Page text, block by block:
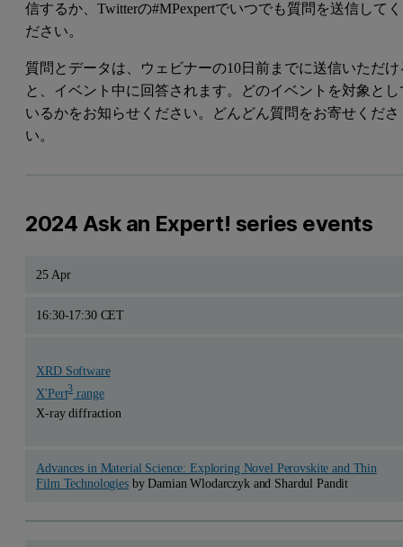
信するか、Twitterの#MPexpertでいつでも質問を送信してく
ださい。
質問とデータは、ウェビナーの10日前までに送信いただけ
と、イベント中に回答されます。どのイベントを対象とし
いるかをお知らせください。どんどん質問をお寄せくださ
い。
2024 Ask an Expert! series events
25 Apr
16:30-17:30 CET
XRD Software
X'Pert3range
X-ray diffraction
Advances in Material Science: Exploring Novel Perovskite and Thin
Film Technologiesby Damian Wlodarczyk and Shardul Pandit